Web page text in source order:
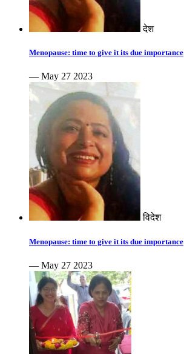
देश
Menopause: time to give it its due importance
— May 27 2023
विदेश
Menopause: time to give it its due importance
— May 27 2023